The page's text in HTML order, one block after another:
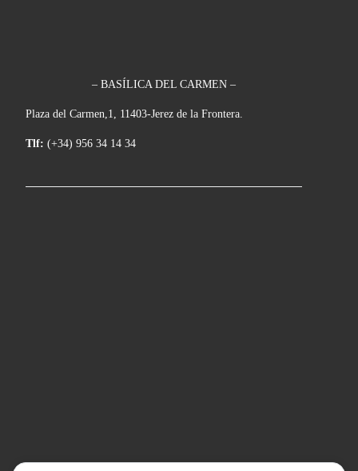
– BASÍLICA DEL CARMEN –
Plaza del Carmen,1, 11403-Jerez de la Frontera.
Tlf: (+34) 956 34 14 34